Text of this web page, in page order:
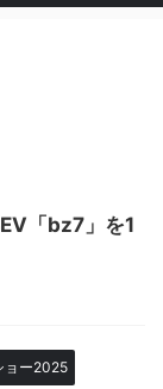
「bz7」を1
ョー2025